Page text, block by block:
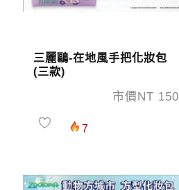
三麗鷗-在地風手把化妝包
(三款)
市價NT 150
7